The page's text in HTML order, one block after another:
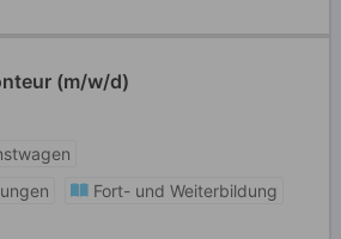
(m/w/d)
Fort- und Weiterbildung